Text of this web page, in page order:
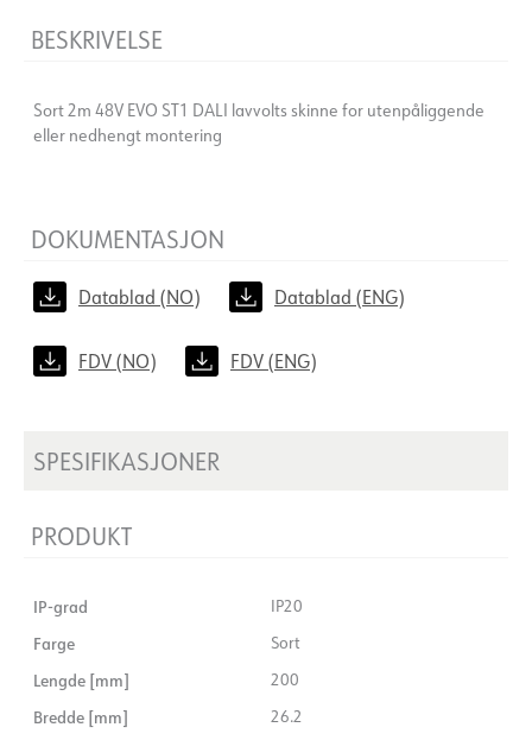
BESKRIVELSE
Sort 2m 48V EVO ST1 DALI lavvolts skinne for utenpåliggende
eller nedhengt montering
DOKUMENTASJON
Datablad (NO) Datablad (ENG)
FDV (NO) FDV (ENG)
SPESIFIKASJONER
PRODUKT
IP-grad IP20
Farge Sort
Lengde [mm] 200
Bredde [mm] 26.2